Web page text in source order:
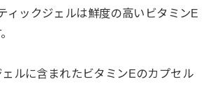
ィックジェルは鮮度の高いビタミンE
ルに含まれたビタミンEのカプセル